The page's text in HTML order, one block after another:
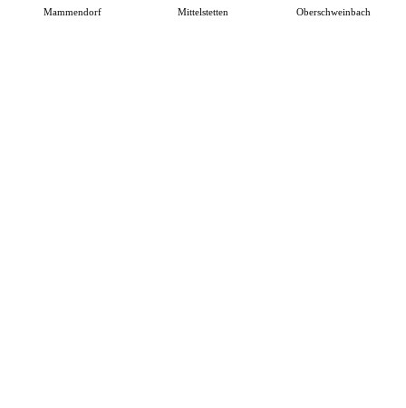
Mammendorf Mittelstetten Oberschweinbach